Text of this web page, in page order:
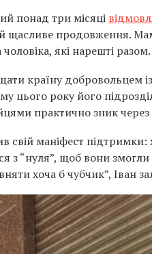
понад три місяці
щасливе продовження.
які нарешті разом.
країну добровольцем
цього року його
практично зник
свій маніфест
з “нуля”, щоб вони
хоча б чубчик”, Іван